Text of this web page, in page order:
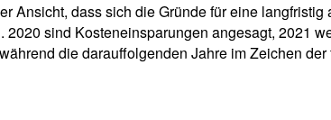
Ansicht, dass sich die Gründe für eine
2020 sind Kosteneinsparungen angesagt, 2021
die darauffolgenden Jahre im Zeichen